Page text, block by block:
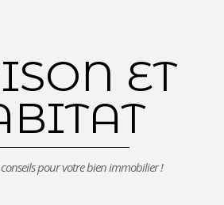
ET
pour votre bien immobilier !